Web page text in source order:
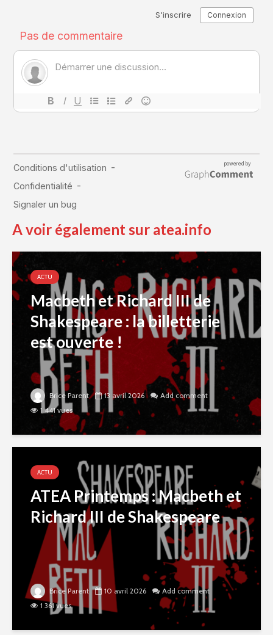
A voir également sur atea.info
ACTU
Macbeth et Richard III de
Shakespeare : la billetterie
est ouverte !
Brice Parent 13 avril 2026
Add comment
1 441 vues
ACTU
ATEA Printemps : Macbeth et
Richard III de Shakespeare
Brice Parent 10 avril 2026
Add comment
1 361 vues